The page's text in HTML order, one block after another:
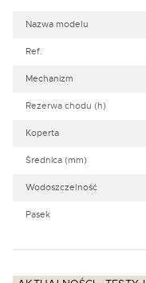
Nazwa modelu
Ref.
Mechanizm
Rezerwa chodu (h)
Koperta
Średnica (mm)
Wodoszczelność
Pasek